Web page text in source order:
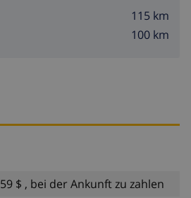
115 km
100 km
$ , bei der Ankunft zu zahlen